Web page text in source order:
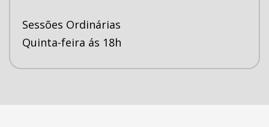
Sessões Ordinárias
Quinta-feira ás 18h